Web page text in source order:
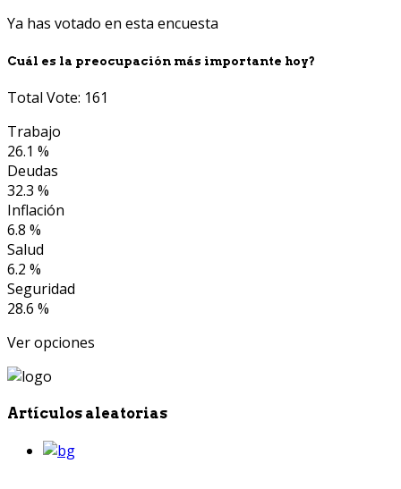
Ya has votado en esta encuesta
Cuál es la preocupación más importante hoy?
Total Vote: 161
Trabajo
26.1 %
Deudas
32.3 %
Inflación
6.8 %
Salud
6.2 %
Seguridad
28.6 %
Ver opciones
Artículos aleatorias